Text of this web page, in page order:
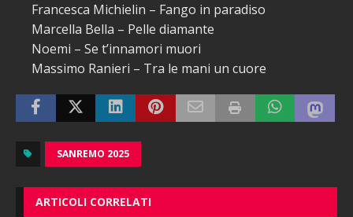
Francesca Michielin – Fango in paradiso
Marcella Bella – Pelle diamante
Noemi – Se t’innamori muori
Massimo Ranieri – Tra le mani un cuore
SANREMO 2025
ARTICOLI CORRELATI